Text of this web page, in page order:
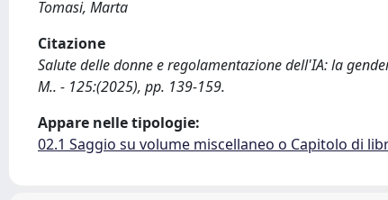
Tomasi, Marta
Citazione
Salute delle donne e regolamentazione dell'IA: la
M.. - 125:(2025), pp. 139-159.
Appare nelle tipologie:
02.1 Saggio su volume miscellaneo o Capitolo di